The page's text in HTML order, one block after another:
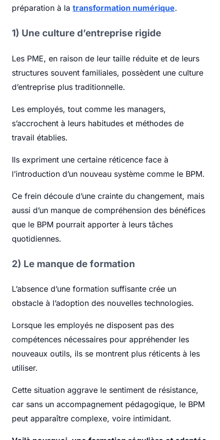
préparation à la transformation numérique.
1) Une culture d’entreprise rigide
Les PME, en raison de leur taille réduite et de leurs
structures souvent familiales, possèdent une culture
d’entreprise plus traditionnelle.
Les employés, tout comme les managers,
s’accrochent à leurs habitudes et méthodes de
travail établies.
Ils expriment une certaine réticence face à
l’introduction d’un nouveau système comme le BPM.
Ce frein découle d’une crainte du changement, mais
aussi d’un manque de compréhension des bénéfices
que le BPM pourrait apporter à leurs tâches
quotidiennes.
2) Le manque de formation
L’absence d’une formation suffisante crée un
obstacle à l’adoption des nouvelles technologies.
Lorsque les employés ne disposent pas des
compétences nécessaires pour appréhender les
nouveaux outils, ils se montrent plus réticents à les
utiliser.
Cette situation aggrave le sentiment de résistance,
car sans un accompagnement pédagogique, le BPM
peut apparaître complexe, voire intimidant.